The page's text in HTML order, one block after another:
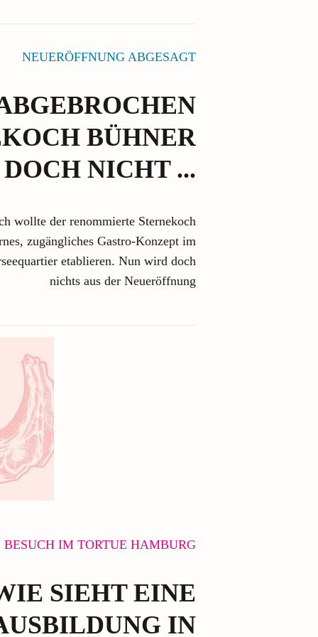
NEUERÖFFNUNG ABGESAGT
BÜHNER
NICHT ...
wollte der renommierte Sternekoch
zugängliches Gastro-Konzept im
etablieren. Nun wird doch
nichts aus der Neueröffnung
BESUCH IM TORTUE HAMBURG
SIEHT EINE
IN